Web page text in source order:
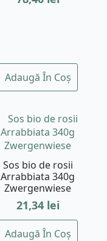
Adaugă În Coș
Sos bio de rosii
Arrabbiata 340g
Zwergenwiese
21,34 lei
Adaugă În Coș